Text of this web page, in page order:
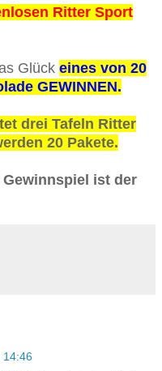
Ritter Sport
Glück eines von 20
GEWINNEN.
drei Tafeln Ritter
20 Pakete.
ist der
14:46